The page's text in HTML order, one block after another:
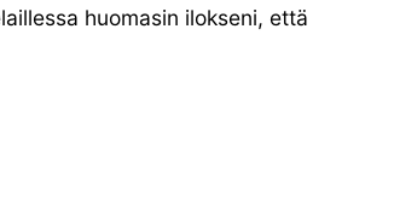
huomasin ilokseni, että